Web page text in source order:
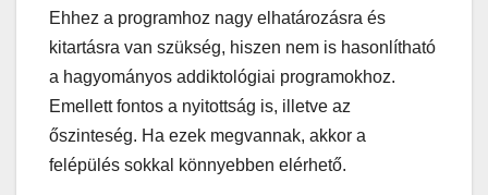
Ehhez a programhoz nagy elhatározásra és
kitartásra van szükség, hiszen nem is hasonlítható
a hagyományos addiktológiai programokhoz.
Emellett fontos a nyitottság is, illetve az
őszinteség. Ha ezek megvannak, akkor a
felépülés sokkal könnyebben elérhető.